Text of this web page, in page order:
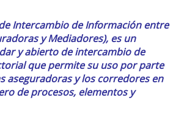
de Intercambio de Información entre
y Mediadores), es un
y abierto de intercambio de
que permite su uso por parte
aseguradoras y los corredores en
de procesos, elementos y